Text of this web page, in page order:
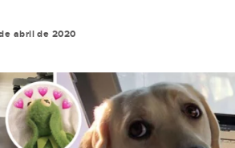
abril de 2020